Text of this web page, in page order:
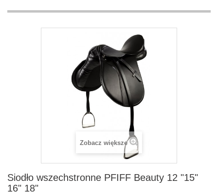
Zobacz większe
Siodło wszechstronne PFIFF Beauty 12 "15"
16" 18"